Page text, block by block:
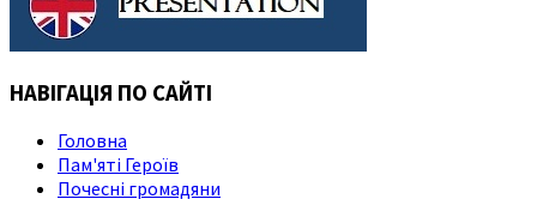
НАВІГАЦІЯ ПО САЙТІ
Головна
Пам'яті Героїв
Почесні громадяни